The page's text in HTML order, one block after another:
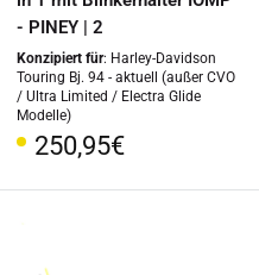
- PINEY | 2
Konzipiert für: Harley-Davidson
Touring Bj. 94 - aktuell (außer CVO
/ Ultra Limited / Electra Glide
Modelle)
Sonderpreis
250,95€